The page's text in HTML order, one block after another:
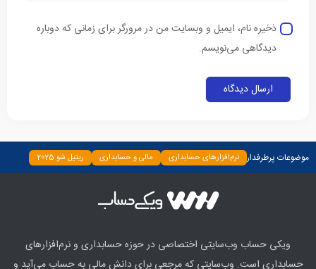
ذخیره نام، ایمیل و وبسایت من در مرورگر برای زمانی که دوباره
دیدگاهی می‌نویسم.
موضوعات پرطرفدار نرم‌افزارهای حسابداری مالی و حسابداری
ریتیل شو 2025
دسته‌بندی نشده
چپ چین بیمه و بانک اخبار ابزارها
ویکی حساب وب‌سایتی اختصاصی در حوزه حسابداری و نرم‌افزارهای
حسابداری است. وب‌سایتی که مرجعی برای دانش مالی به حساب می‌آید و